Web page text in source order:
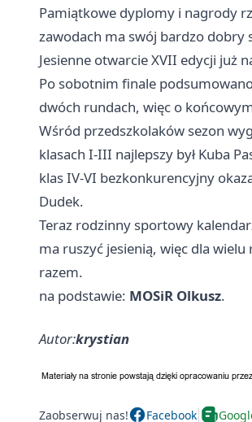
Pamiątkowe dyplomy i nagrody
zawodach ma swój bardzo dobry
Jesienne otwarcie XVII edycji już
Po sobotnim finale
dwóch rundach, więc o
Wśród przedszkolaków sezon
klasach I-III najlepszy był Kuba
klas IV-VI bezkonkurencyjny
Dudek.
Teraz rodzinny sportowy
ma ruszyć jesienią, więc dla
razem.
na podstawie: MOSiR Olkusz.
Autor:krystian
Zaobserwuj nas! Facebook